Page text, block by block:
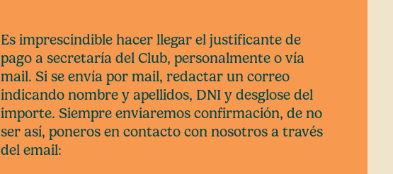
Es imprescindible hacer llegar el justificante de
pago a secretaría del Club, personalmente o vía
mail. Si se envía por mail, redactar un correo
indicando nombre y apellidos, DNI y desglose del
importe. Siempre enviaremos confirmación, de no
ser así, poneros en contacto con nosotros a través
del email: